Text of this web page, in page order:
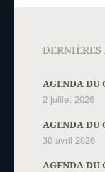
DERNIÈRES
AGENDA DU
2 juillet 2026
AGENDA DU
30 avril 2026
AGENDA DU